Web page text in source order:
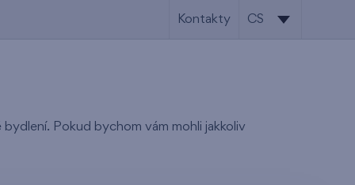
Kontakty CS
Pokud bychom vám mohli jakkoliv